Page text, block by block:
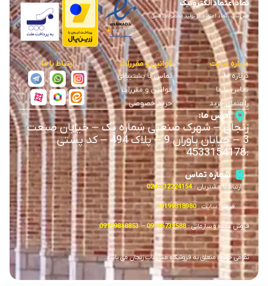
نماد اعتماد الکترونیک
مس ناب ، نماد اعتماد در تولید محصولات مسی
درباره سایت
درباره ما
تماس با ما
راهنمای خرید
قوانین و مقررات
تماس با پشتیبانی
قوانین و مقررات
حریم خصوصی
ارتباط با ما
آدرس ما:
زنجان–شهرک صنعتی شماره یک–خیابان صنعت
3
–خیابان یاوران 9 –
پلاک 494 – کد پستی
:
4533154178
شماره تماس
ارتباط با مشتریان : 32224154 – 024
فروش سایت :09199818980
فروش عمده و سازمانی :09196732588
–
09199818853
تمامی حقوق متعلق به فروشگاه مس ناب زنجان می باشد.